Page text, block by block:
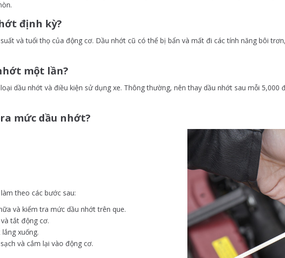
định kỳ?
và tuổi thọ của động cơ. Dầu nhớt cũ có thể bị bẩn và mất đi các tính năng bôi
một lần?
dầu nhớt và điều kiện sử dụng xe. Thông thường, nên thay dầu nhớt sau mỗi 5,000
mức dầu nhớt?
theo các bước sau:
và kiểm tra mức dầu nhớt trên que.
tắt động cơ.
xuống.
và cắm lại vào động cơ.